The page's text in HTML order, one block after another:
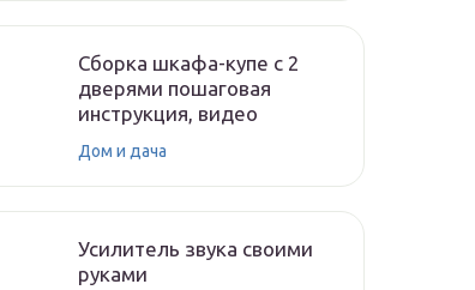
Сборка шкафа-купе с 2
дверями пошаговая
инструкция, видео
Дом и дача
Усилитель звука своими
руками